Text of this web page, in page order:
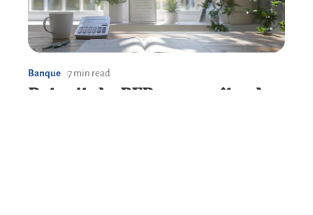
Banque 7 min read
Retrait du PER : connaître le